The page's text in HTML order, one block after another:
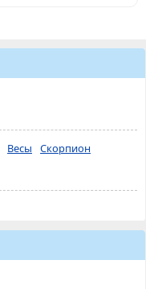
Весы
Скорпион